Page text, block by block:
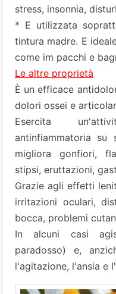
stress, insonnia,
* E utilizzata
tintura madre. E
come im pacchi e
Le altre proprietà
È un efficace
dolori ossei e
Esercita
antinfiammatoria
migliora gonfiori,
stipsi, eruttazioni,
Grazie agli effetti
irritazioni oculari,
bocca, problemi
In alcuni casi
paradosso) e,
l'agitazione, l'ansia e